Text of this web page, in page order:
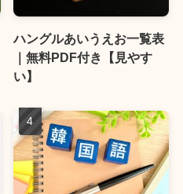
ハングルあいうえお一覧表
｜無料PDF付き【見やす
い】